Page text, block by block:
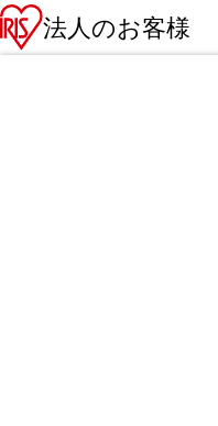
法人のお客様